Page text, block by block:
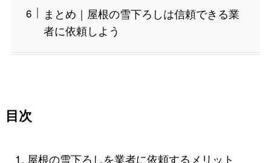
まとめ｜屋根の雪下ろしは信頼できる業
者に依頼しよう
目次
屋根の雪下ろしを業者に依頼するメリット